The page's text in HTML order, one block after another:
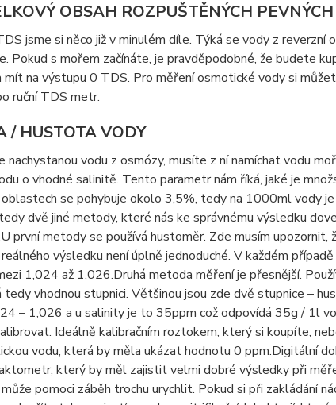
OBSAH ROZPUŠTĚNÝCH
jsme si něco již v minulém díle. Týká se vody z reverzní
Pokud s mořem začínáte, je pravděpodobné, že budete
na výstupu 0 TDS. Pro měření osmotické vody si
ruční TDS metr.
/ HUSTOTA VODY
nachystanou vodu z osmózy, musíte z ní namíchat vodu
o vhodné salinitě. Tento parametr nám říká, jaké je
se pohybuje okolo 3,5%, tedy na 1000ml vody
dvě jiné metody, které nás ke správnému výsledku
první metody se používá hustoměr. Zde musím
výsledku není úplně jednoduché. V každém
1,024 až 1,026.Druhá metoda měření je přesnější.
tedy vhodnou stupnici. Většinou jsou zde dvě stupnice –
– 1,026 a u salinity je to 35ppm což odpovídá 35g / 1l
Ideálně kalibračním roztokem, který si koupíte,
vodu, která by měla ukázat hodnotu 0 ppm.Digitální
který by měl zajistit velmi dobré výsledky při
pomoci záběh trochu urychlit. Pokud si při zakládání